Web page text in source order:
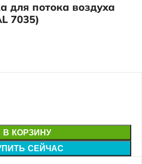
для потока воздуха
7035)
В КОРЗИНУ
СЕЙЧАС